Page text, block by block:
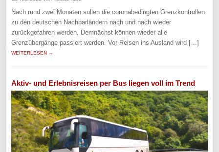
Nach rund zwei Monaten sollen die coronabedingten Grenzkontrollen
zu den deutschen Nachbarländern nach und nach wieder
zurückgefahren werden. Demnächst können wieder alle
Grenzübergänge passiert werden. Vor Reisen ins Ausland wird […]
WEITERLESEN →
Aktiv- und Erlebnisreisen per Bus liegen voll im Trend